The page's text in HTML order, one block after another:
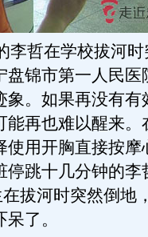
哲在学校拔河时
盘锦市第一人民医
象。如果再没有有
能再也难以醒来。
使用开胸直接按摩
停跳十几分钟的李
拔河时突然倒地
了。